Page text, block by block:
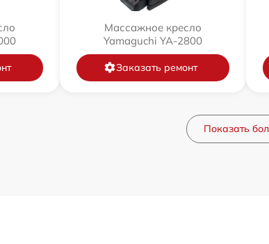
Массажное кресло
Yamaguchi YA-2800
Заказать ремонт
Показать